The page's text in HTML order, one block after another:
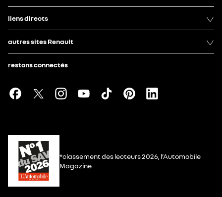
liens directs
autres sites Renault
restons connectés
*classement des lecteurs 2026, l’Automobile
Magazine